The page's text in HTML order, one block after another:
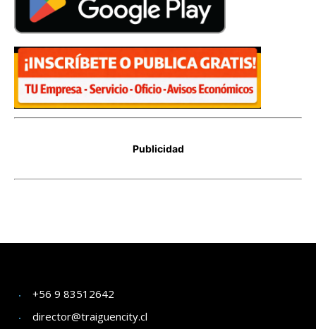
+56 9 83512642
director@traiguencity.cl